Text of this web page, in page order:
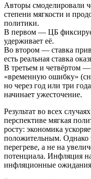
Авторы смоделировали
степени мягкости и
политики.
В первом — ЦБ
удерживает её.
Во втором — ставка
есть реальная ставка
В третьем и четвёртом —
«временную ошибку»
но через год или три
начинает ужесточение.
Результат во всех
перспективе мягкая
росту: экономика
положительным. Однако
перегреве, а не на
потенциала. Инфляция
инфляционные ожидания